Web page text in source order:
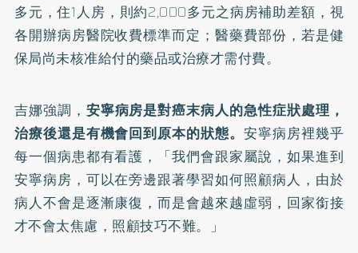
多元，住1人房，則約2,000多元之病房補助差額，視
各開辦病房醫院收費標準而定；醫藥費部份，若是健
保局尚未核准給付的藥品或治療才需付費。
吉娜強調，安寧病房是對癌末病人的急性症狀處理，
治療後還是有機會回到原本的狀態。 安寧病房裡幾乎
每一個病患都有看護，「我們會跟家屬說，如果進到
安寧病房，可以在旁邊跟著學習如何照顧病人，由於
病人不會是逐漸康復，而是會越來越虛弱，回家銜接
才不會太焦慮，照顧技巧不難。」